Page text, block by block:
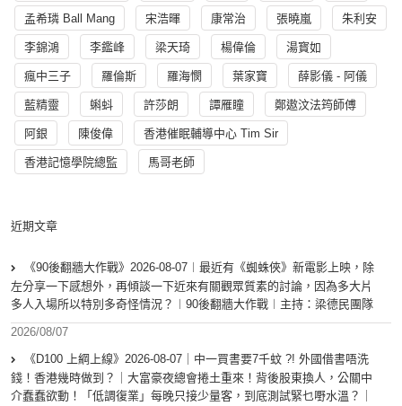
孟希璘 Ball Mang 宋浩暉 康常治 張曉嵐 朱利安
李錦鴻 李鑑峰 梁天琦 楊偉倫 湯寳如
瘋中三子 羅倫斯 羅海憫 葉家寶 薛影儀 - 阿儀
藍精靈 蝌蚪 許莎朗 譚雁瞳 鄭遨汶法筠師傅
阿銀 陳俊偉 香港催眠輔導中心 Tim Sir
香港記憶學院總監 馬哥老師
近期文章
《90後翻牆大作戰》2026-08-07︱最近有《蜘蛛俠》新電影上映，除
左分享一下感想外，再傾談一下近來有關觀眾質素的討論，因為多大片
多人入場所以特別多奇怪情況？︱90後翻牆大作戰︱主持：梁德民團隊
2026/08/07
《D100 上綱上線》2026-08-07｜中一買書要7千蚊 ?! 外國借書唔洗
錢！香港幾時做到？｜大富豪夜總會捲土重來！背後股東換人，公關中
介蠢蠢欲動！「低調復業」每晚只接少量客，到底測試緊乜嘢水溫？｜